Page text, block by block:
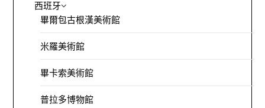
西班牙
畢爾包古根漢美術館
米羅美術館
畢卡索美術館
普拉多博物館